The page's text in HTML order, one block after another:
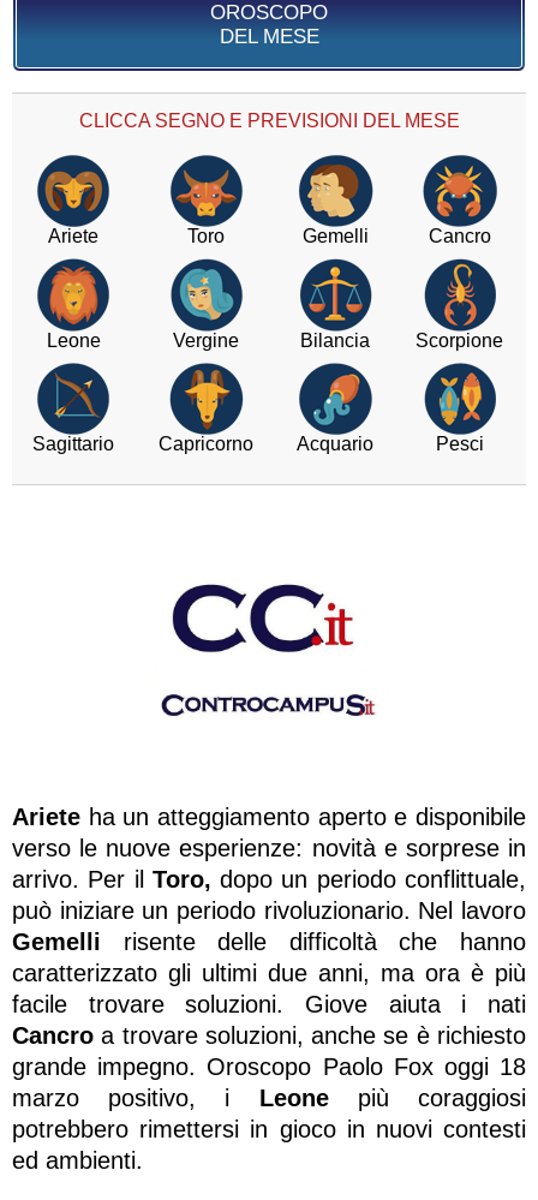
OROSCOPO
DEL MESE
CLICCA SEGNO E PREVISIONI DEL MESE
Ariete Toro Gemelli Cancro
Leone Vergine Bilancia Scorpione
Sagittario Capricorno Acquario Pesci
Ariete ha un atteggiamento aperto e disponibile
verso le nuove esperienze: novità e sorprese in
arrivo. Per il Toro, dopo un periodo conflittuale,
può iniziare un periodo rivoluzionario. Nel lavoro
Gemelli risente delle difficoltà che hanno
caratterizzato gli ultimi due anni, ma ora è più
facile trovare soluzioni. Giove aiuta i nati
Cancro a trovare soluzioni, anche se è richiesto
grande impegno. Oroscopo Paolo Fox oggi 18
marzo positivo, i Leonepiù coraggiosi
potrebbero rimettersi in gioco in nuovi contesti
ed ambienti.